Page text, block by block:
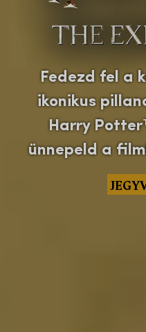
Fedezd fel a
ikonikus
Harry
ünnepeld a